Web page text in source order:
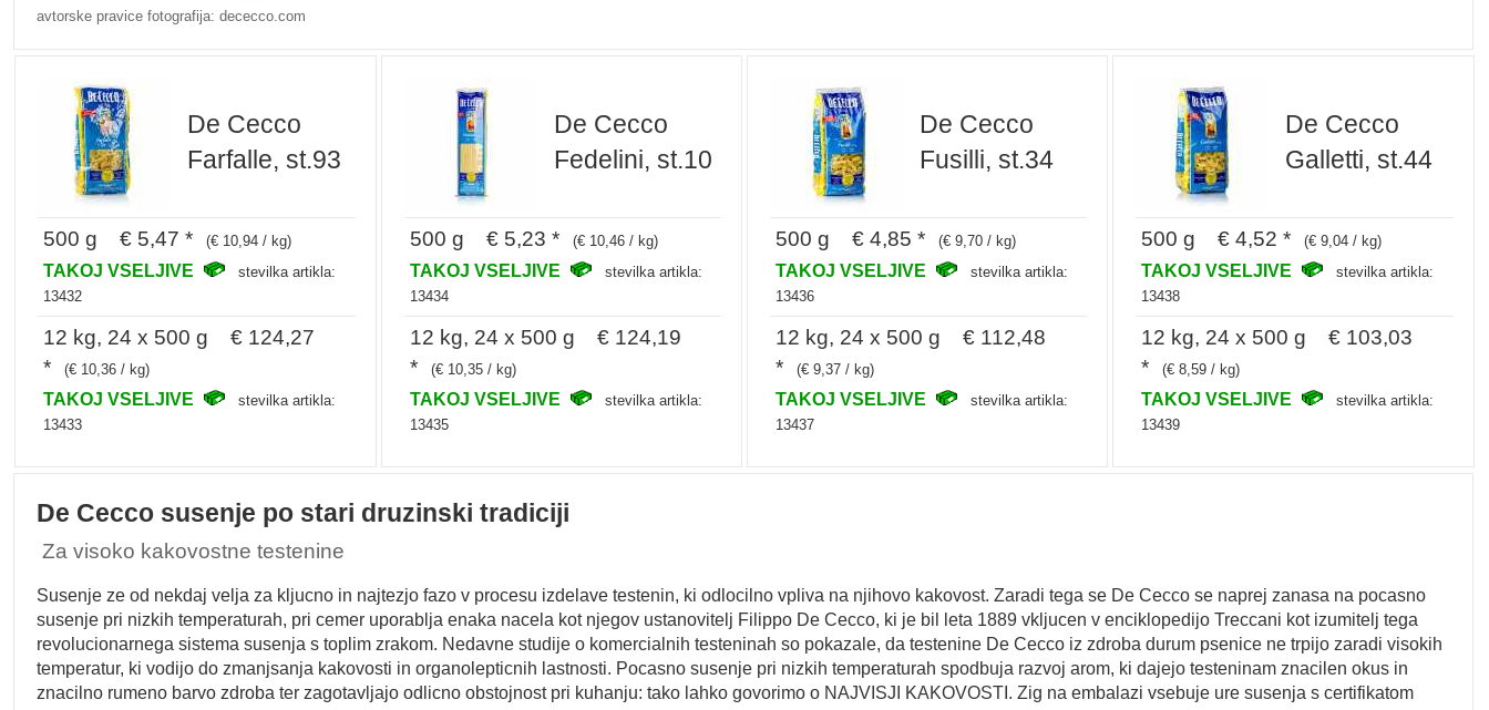
avtorske pravice fotografija: dececco.com
De Cecco
Farfalle, st.93
500 g € 5,47 * (€ 10,94 / kg)
TAKOJ VSELJIVE
stevilka artikla:
13432
12 kg, 24 x 500 g € 124,27
*
(€ 10,36 / kg)
TAKOJ VSELJIVE
stevilka artikla:
13433
De Cecco
Fedelini, st.10
500 g € 5,23 * (€ 10,46 / kg)
TAKOJ VSELJIVE
stevilka artikla:
13434
12 kg, 24 x 500 g € 124,19
*
(€ 10,35 / kg)
TAKOJ VSELJIVE
stevilka artikla:
13435
De Cecco
Fusilli, st.34
500 g € 4,85 * (€ 9,70 / kg)
TAKOJ VSELJIVE
stevilka artikla:
13436
12 kg, 24 x 500 g € 112,48
*
(€ 9,37 / kg)
TAKOJ VSELJIVE
stevilka artikla:
13437
De Cecco
Galletti, st.44
500 g € 4,52 * (€ 9,04 / kg)
TAKOJ VSELJIVE
stevilka artikla:
13438
12 kg, 24 x 500 g € 103,03
*
(€ 8,59 / kg)
TAKOJ VSELJIVE
stevilka artikla:
13439
De Cecco susenje po stari druzinski tradiciji
Za visoko kakovostne testenine
Susenje ze od nekdaj velja za kljucno in najtezjo fazo v procesu izdelave testenin, ki odlocilno vpliva na njihovo kakovost. Zaradi tega se De Cecco se naprej zanasa na pocasno
susenje pri nizkih temperaturah, pri cemer uporablja enaka nacela kot njegov ustanovitelj Filippo De Cecco, ki je bil leta 1889 vkljucen v enciklopedijo Treccani kot izumitelj tega
revolucionarnega sistema susenja s toplim zrakom. Nedavne studije o komercialnih testeninah so pokazale, da testenine De Cecco iz zdroba durum psenice ne trpijo zaradi visokih
temperatur, ki vodijo do zmanjsanja kakovosti in organolepticnih lastnosti. Pocasno susenje pri nizkih temperaturah spodbuja razvoj arom, ki dajejo testeninam znacilen okus in
znacilno rumeno barvo zdroba ter zagotavljajo odlicno obstojnost pri kuhanju: tako lahko govorimo o NAJVISJI KAKOVOSTI. Zig na embalazi vsebuje ure susenja s certifikatom